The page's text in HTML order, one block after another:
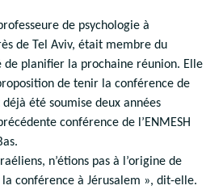
de psychologie à
de Tel Aviv, était membre du
planifier la prochaine réunion. Elle
de tenir la conférence de
été soumise deux années
conférence de l’ENMESH
n’étions pas à l’origine de
conférence à Jérusalem », dit-elle.